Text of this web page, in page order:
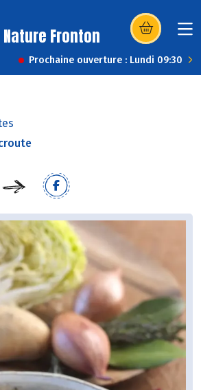
Fronton (s’ouvre dans
Prochaine ouverture : Lundi 09:30